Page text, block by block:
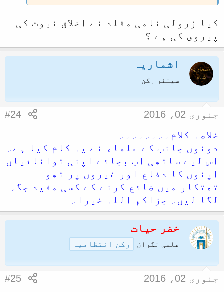
کیا زرولی نامی مقلد نے اخلاق نبوت کی
پیروی کی ہے ؟
اشماریہ
سینئر رکن
جنوری 02، 2016 #24
خلاصہ کلام۔۔۔۔۔۔۔۔
دونوں جانب کے علماء نے یہ کام کیا ہے۔
اس لیے ساتھی اب بجائے اپنی توانائیاں
اپنوں کا دفاع اور غیروں پر تھو
تھتکار میں ضائع کرنے کے کسی مفید جگہ
لگا لیں۔ جزاکم اللہ خیرا۔
خضر حیات
علمی نگران رکن انتظامیہ
جنوری 02، 2016 #25